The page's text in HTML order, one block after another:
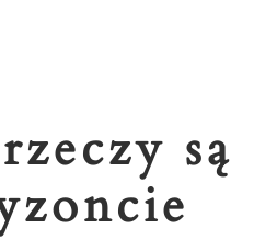
są